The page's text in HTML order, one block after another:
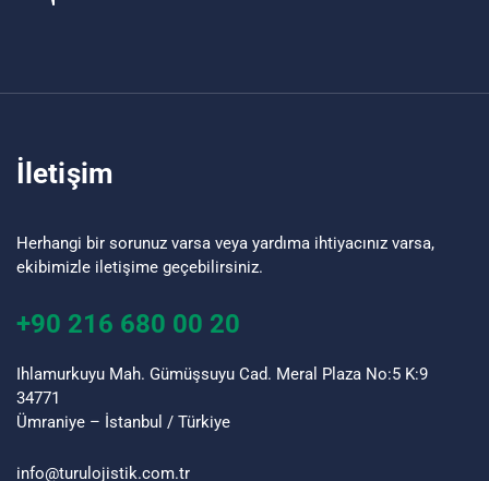
İletişim
Herhangi bir sorunuz varsa veya yardıma ihtiyacınız varsa,
ekibimizle iletişime geçebilirsiniz.
+90 216 680 00 20
Ihlamurkuyu Mah. Gümüşsuyu Cad. Meral Plaza No:5 K:9
34771
Ümraniye – İstanbul / Türkiye
info@turu lojistik.com.tr